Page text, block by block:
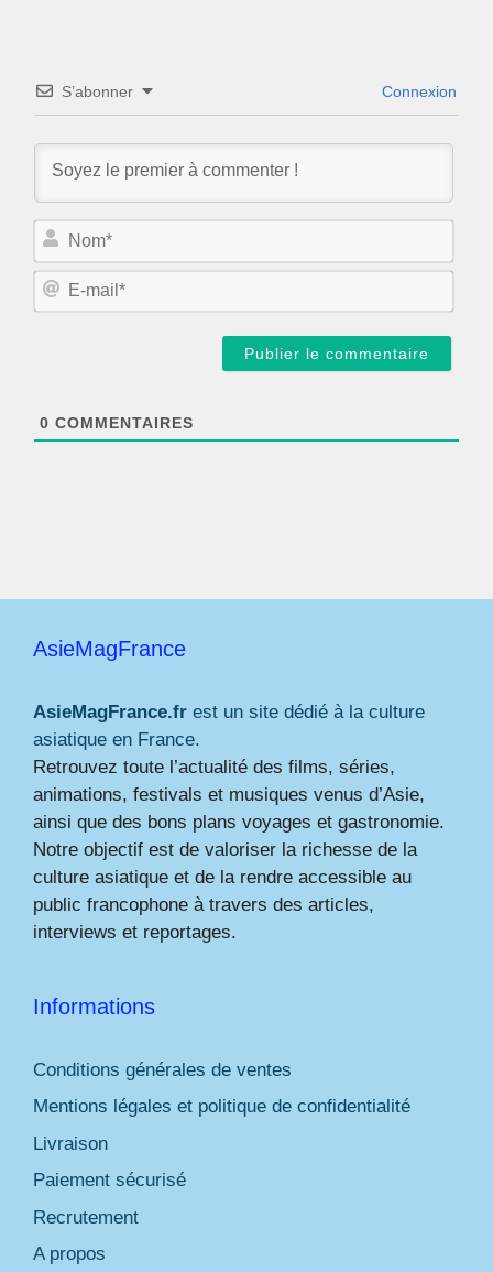
S’abonner Connexion
m
E
0 COMMENTAIRES
AsieMagFrance
AsieMagFrance.fr est un site dédié à la culture
asiatique en France.
Retrouvez toute l’actualité des films, séries,
animations, festivals et musiques venus d’Asie,
ainsi que des bons plans voyages et gastronomie.
Notre objectif est de valoriser la richesse de la
culture asiatique et de la rendre accessible au
public francophone à travers des articles,
interviews et reportages.
Informations
Conditions générales de ventes
Mentions légales et politique de confidentialité
Livraison
Paiement sécurisé
Recrutement
A propos